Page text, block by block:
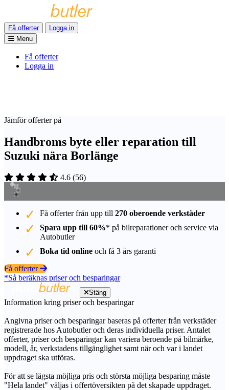
Få offerter
Logga in
Menu
Få offerter
Logga in
Jämför offerter på
Handbroms byte eller reparation till
Suzuki nära Borlänge
4.6 (56)
Få offerter från upp till 270 oberoende verkstäder
Spara upp till 60%* på bilreparationer och service via
Autobutler
Boka tid online och få 3 års garanti
Få offerter
*Så beräknas priser och besparingar
Stäng
Information kring priser och besparingar
Angivna priser och besparingar baseras på offerter från verkstäder
registrerade hos Autobutler och deras individuella priser. Antalet
offerter, priser och besparingar kan variera beroende på bilmärke,
modell, år, verkstadens tillgänglighet samt när och var i landet
uppdraget ska utföras.
För att se lägsta möjliga pris och största möjliga besparing måste
"Hela landet" väljas i offertöversikten på det skapade uppdraget.